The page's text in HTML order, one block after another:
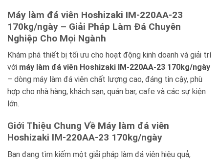
Máy làm đá viên Hoshizaki IM-220AA-23
170kg/ngày – Giải Pháp Làm Đá Chuyên
Nghiệp Cho Mọi Ngành
Khám phá thiết bị tối ưu cho hoạt động kinh doanh và giải trí
với máy làm đá viên Hoshizaki IM-220AA-23 170kg/ngày
– dòng máy làm đá viên chất lượng cao, đáng tin cậy, phù
hợp cho nhà hàng, khách sạn, quán bar, cafe và các sự kiện
lớn.
Giới Thiệu Chung Về Máy làm đá viên
Hoshizaki IM-220AA-23 170kg/ngày
Bạn đang tìm kiếm một giải pháp làm đá viên hiệu quả,